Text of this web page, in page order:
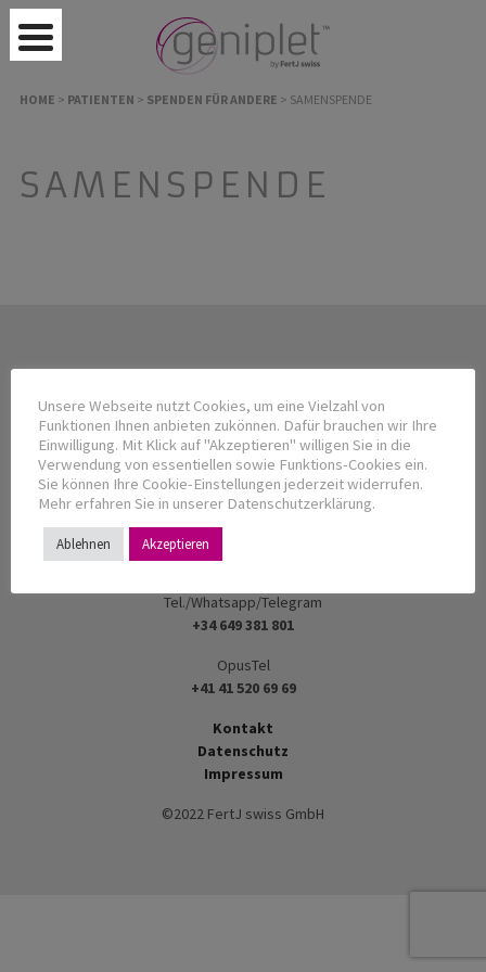
HOME > PATIENTEN > SPENDEN FÜR ANDERE > SAMENSPENDE
SAMENSPENDE
Dr. P. Hermann, MD
CHE-455.311.730
Dornirain 10
6047 Kastanienbaum LU
info-palma@geniplet.com
Tel./Whatsapp/Telegram
+34 649 381 801
OpusTel
+41 41 520 69 69
Kontakt
Datenschutz
Impressum
©2022 FertJ swiss GmbH
Unsere Webseite nutzt Cookies, um eine Vielzahl von
Funktionen Ihnen anbieten zukönnen. Dafür brauchen wir Ihre
Einwilligung. Mit Klick auf "Akzeptieren" willigen Sie in die
Verwendung von essentiellen sowie Funktions-Cookies ein.
Sie können Ihre Cookie-Einstellungen jederzeit widerrufen.
Mehr erfahren Sie in unserer Datenschutzerklärung.
Ablehnen Akzeptieren